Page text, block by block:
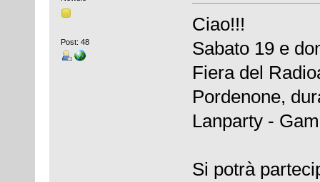
Post: 48
Ciao!!!
Sabato 19 e
Fiera del
Pordenone,
Lanparty -
Si potrà